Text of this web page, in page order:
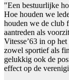
"Een bestuurlijke
Hoe houden we
houden we de club
aantreden als
Vitesse’63 in op
zowel sportief als
gelukkig ook de
effect op de